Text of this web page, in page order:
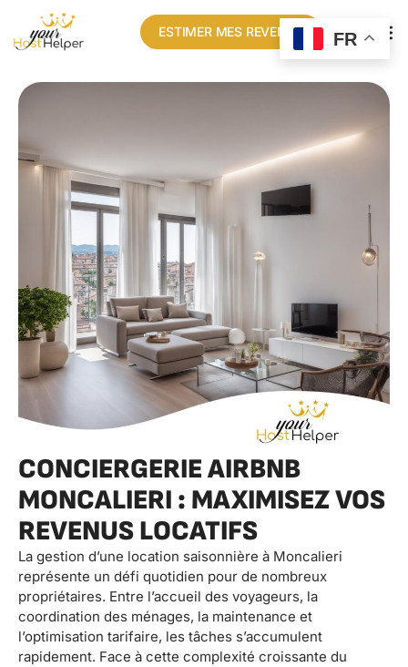
ESTIMER MES REVENUS
CONCIERGERIE AIRBNB
MONCALIERI : MAXIMISEZ VOS
REVENUS LOCATIFS
La gestion d’une location saisonnière à Moncalieri
représente un défi quotidien pour de nombreux
propriétaires. Entre l’accueil des voyageurs, la
coordination des ménages, la maintenance et
l’optimisation tarifaire, les tâches s’accumulent
rapidement. Face à cette complexité croissante du
FR